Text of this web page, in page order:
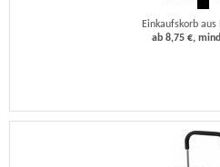
Einkaufskorb aus
ab 8,75 €,